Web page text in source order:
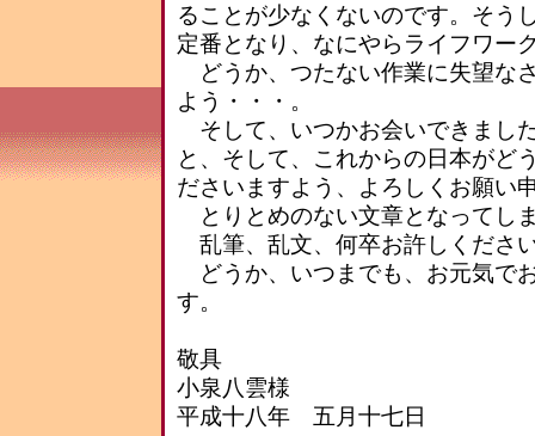
ることが少なくないのです。そう
定番となり、なにやらライフワー
どうか、つたない作業に失望な
よう・・・。
そして、いつかお会いできまし
と、そして、これからの日本がど
ださいますよう、よろしくお願い
とりとめのない文章となってし
乱筆、乱文、何卒お許しくださ
どうか、いつまでも、お元気で
す。
敬具
小泉八雲様
平成十八年 五月十七日